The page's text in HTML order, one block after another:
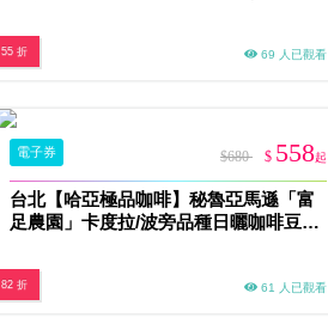
55 折 69 人已觀看
電子券 $680 $ 558起
台北【哈亞極品咖啡】秘魯亞馬遜「富
足農園」卡度拉/波旁品種日曬咖啡豆
82 折 61 人已觀看